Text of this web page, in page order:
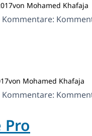
Mohamed Khafaja
Mohamed Khafaja
Pro